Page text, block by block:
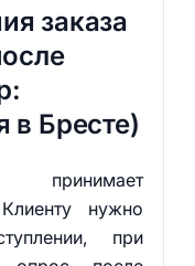
заказа
в Бресте)
принимает
нужно
при